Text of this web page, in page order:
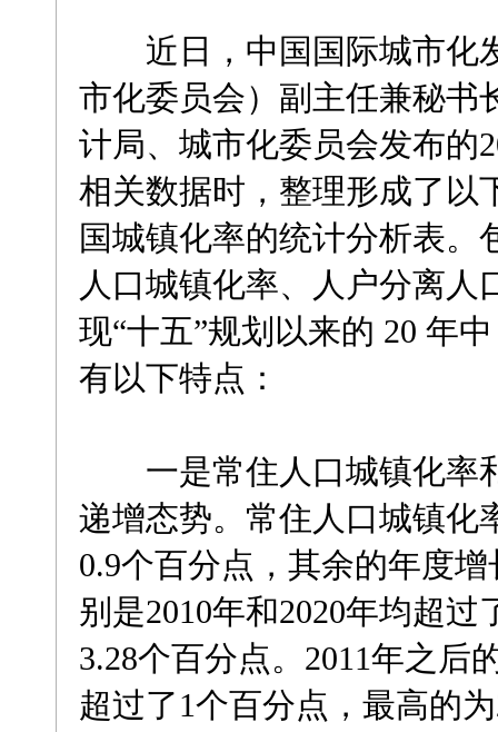
近日，中国国际城市化
市化委员会）副主任兼秘书
计局、城市化委员会发布的
相关数据时，整理形成了以
国城镇化率的统计分析表。
人口城镇化率、人户分离人
现“十五”规划以来的 20 年
有以下特点：
一是常住人口城镇化率
递增态势。常住人口城镇化
0.9个百分点，其余的年度
别是2010年和2020年均超
3.28个百分点。2011年之后
超过了1个百分点，最高的